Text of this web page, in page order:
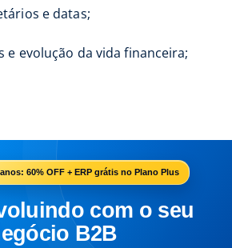
e datas;
e evolução da vida financeira;
60% OFF + ERP grátis no Plano Plus
com o seu
B2B